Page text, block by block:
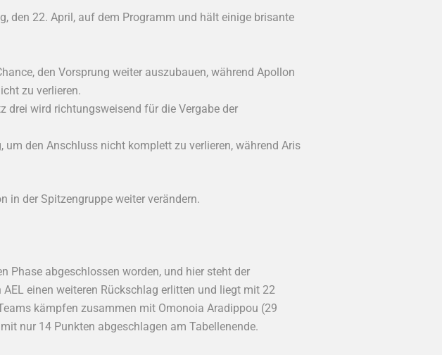
den 22. April, auf dem Programm und hält einige brisante
den Vorsprung weiter auszubauen, während Apollon
zu verlieren.
drei wird richtungsweisend für die Vergabe der
um den Anschluss nicht komplett zu verlieren, während Aris
in der Spitzengruppe weiter verändern.
Phase abgeschlossen worden, und hier steht der
einen weiteren Rückschlag erlitten und liegt mit 22
kämpfen zusammen mit Omonoia Aradippou (29
nur 14 Punkten abgeschlagen am Tabellenende.